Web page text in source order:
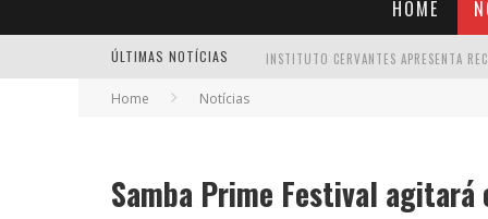
HOME
ÚLTIMAS NOTÍCIAS
Home Notícias
Samba Prime Festival